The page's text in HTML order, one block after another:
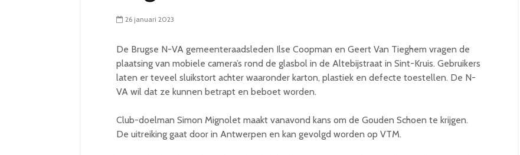
26 januari 2023
De Brugse N-VA gemeenteraadsleden Ilse Coopman en Geert Van Tieghem vragen de
plaatsing van mobiele camera’s rond de glasbol in de Altebijstraat in Sint-Kruis. Gebruikers
laten er teveel sluikstort achter waaronder karton, plastiek en defecte toestellen. De N-
VA wil dat ze kunnen betrapt en beboet worden.
Club-doelman Simon Mignolet maakt vanavond kans om de Gouden Schoen te krijgen.
De uitreiking gaat door in Antwerpen en kan gevolgd worden op VTM.